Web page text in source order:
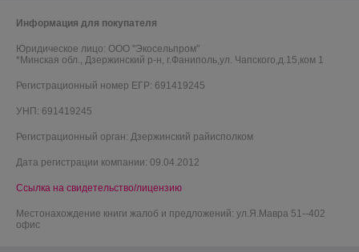
Информация для покупателя
Юридическое лицо: ООО "Экосельпром"
*Минская обл., Дзержинский р-н, г.Фаниполь,ул. Чапского,д.15,ком 1
Регистрационный номер ЕГР: 691419245
УНП: 691419245
Регистрационный орган: Дзержинский райисполком
Дата регистрации компании: 09.04.2012
Ссылка на свидетельство/лицензию
Местонахождение книги жалоб и предложений: ул.Я.Мавра 51--402
офис